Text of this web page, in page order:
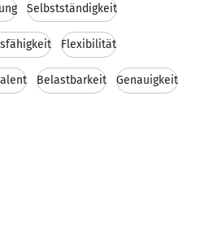
Selbstständigkeit
Flexibilität
Belastbarkeit Genauigkeit